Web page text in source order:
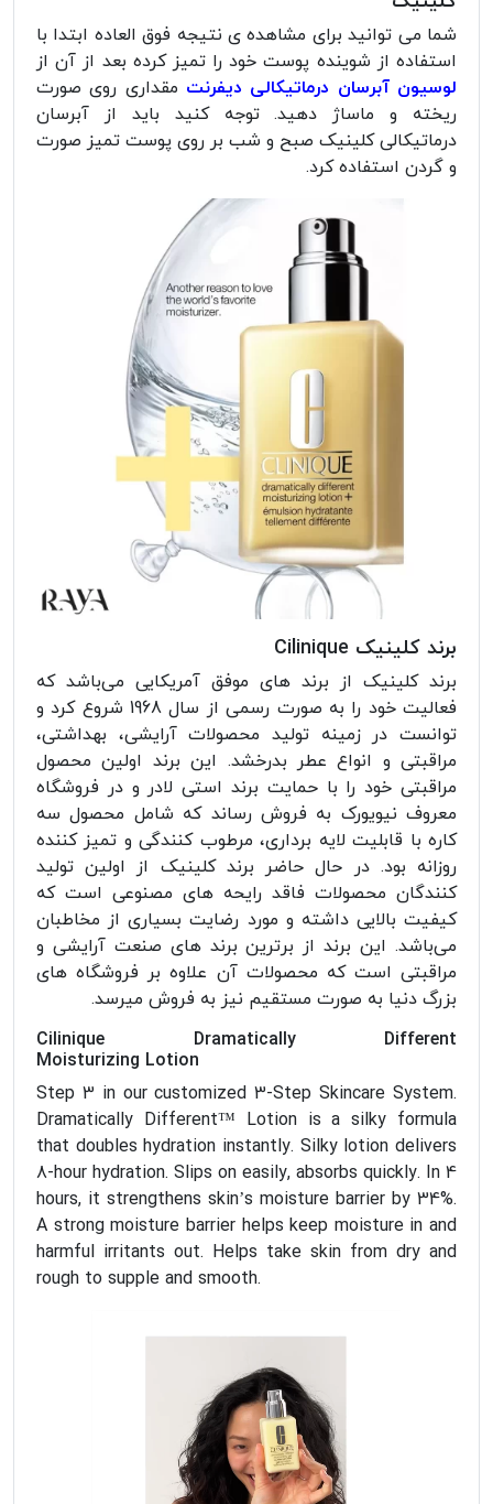
شما می توانید برای مشاهده ی نتیجه فوق العاده ابتدا با
استفاده از شوینده پوست خود را تمیز کرده بعد از آن از
لوسیون آبرسان درماتیکالی دیفرنت مقداری روی صورت
ریخته و ماساژ دهید. توجه کنید باید از آبرسان
درماتیکالی کلینیک صبح و شب بر روی پوست تمیز صورت
و گردن استفاده کرد.
برند کلینیک Cilinique
برند کلینیک از برند های موفق آمریکایی می‌باشد که
فعالیت خود را به صورت رسمی از سال 1968 شروع کرد و
توانست در زمینه تولید محصولات آرایشی، بهداشتی،
مراقبتی و انواع عطر بدرخشد. این برند اولین محصول
مراقبتی خود را با حمایت برند استی لادر و در فروشگاه
معروف نیویورک به فروش رساند که شامل محصول سه
کاره با قابلیت لایه برداری، مرطوب کنندگی و تمیز کننده
روزانه بود. در حال حاضر برند کلینیک از اولین تولید
کنندگان محصولات فاقد رایحه های مصنوعی است که
کیفیت بالایی داشته و مورد رضایت بسیاری از مخاطبان
می‌باشد. این برند از برترین برند های صنعت آرایشی و
مراقبتی است که محصولات آن علاوه بر فروشگاه های
بزرگ دنیا به صورت مستقیم نیز به فروش میرسد.
Cilinique Dramatically Different
Moisturizing Lotion
Step 3 in our customized 3-Step Skincare System.
Dramatically Different™ Lotion is a silky formula
that doubles hydration instantly. Silky lotion delivers
8-hour hydration. Slips on easily, absorbs quickly. In 4
hours, it strengthens skin’s moisture barrier by 34%.
A strong moisture barrier helps keep moisture in and
harmful irritants out. Helps take skin from dry and
rough to supple and smooth.